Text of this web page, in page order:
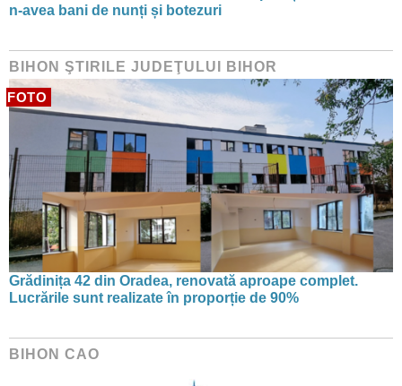
n-avea bani de nunți și botezuri
BIHON ŞTIRILE JUDEŢULUI BIHOR
FOTO
Grădinița 42 din Oradea, renovată aproape complet.
Lucrările sunt realizate în proporție de 90%
BIHON CAO